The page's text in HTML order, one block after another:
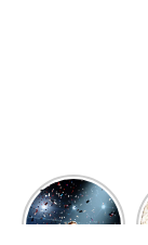
The Boys
está de